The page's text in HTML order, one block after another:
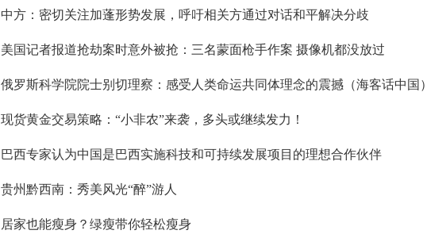
中方：密切关注加蓬形势发展，呼吁相关方通过对话和平解决分歧
美国记者报道抢劫案时意外被抢：三名蒙面枪手作案 摄像机都没放过
俄罗斯科学院院士别切理察：感受人类命运共同体理念的震撼（海客话中国）
现货黄金交易策略：“小非农”来袭，多头或继续发力！
巴西专家认为中国是巴西实施科技和可持续发展项目的理想合作伙伴
贵州黔西南：秀美风光“醉”游人
居家也能瘦身？绿瘦带你轻松瘦身